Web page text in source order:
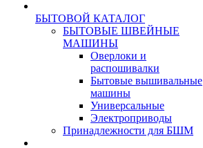
БЫТОВОЙ КАТАЛОГ
БЫТОВЫЕ ШВЕЙНЫЕ
МАШИНЫ
Оверлоки и
распошивалки
Бытовые вышивальные
машины
Универсальные
Электроприводы
Принадлежности для БШМ